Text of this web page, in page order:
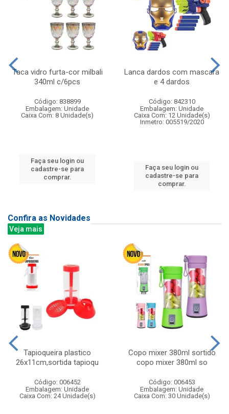
Taca vidro furta-cor milbali
340ml c/6pcs
Código: 838899
Embalagem: Unidade
Caixa Com: 8 Unidade(s)
Faça seu login ou
cadastre-se para
comprar.
Lanca dardos com mascara
e 4 dardos
Código: 842310
Embalagem: Unidade
Caixa Com: 12 Unidade(s)
Inmetro: 005519/2020
Faça seu login ou
cadastre-se para
comprar.
Confira as Novidades
Veja mais
Tapioqueira plastico
26x11cm,sortida tapioqu
Código: 006452
Embalagem: Unidade
Caixa Com: 24 Unidade(s)
Copo mixer 380ml sortido
copo mixer 380ml so
Código: 006453
Embalagem: Unidade
Caixa Com: 30 Unidade(s)